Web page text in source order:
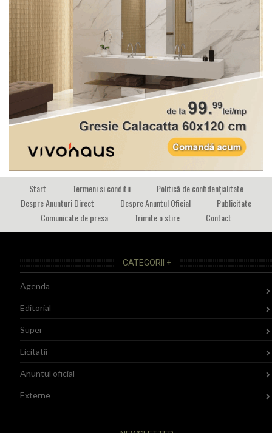
Start Termeni si conditii
Politică de confidențialitate
Despre Anunturi Direct
Despre Anuntul Oficial
Publicitate
Comunicate de presa
Trimite o stire Contact
CATEGORII +
Agenda
Editorial
Super
Licitatii
Anuntul oficial
Externe